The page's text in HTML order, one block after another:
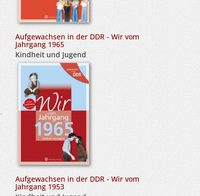
Aufgewachsen in der DDR - Wir vom
Jahrgang 1965
Kindheit und Jugend
Aufgewachsen in der DDR - Wir vom
Jahrgang 1953